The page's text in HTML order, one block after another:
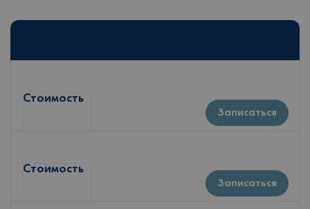
Стоимость
Записаться
Стоимость
Записаться